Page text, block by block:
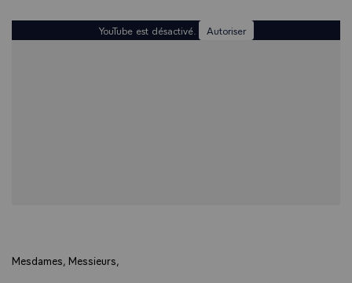
YouTube est désactivé. Autoriser
Mesdames, Messieurs,